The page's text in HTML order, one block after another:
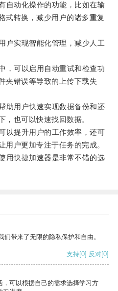
动化操作的功能，比如在输
式转换，减少用户的诸多重复
实现智能化管理，减少人工
可以启用自动重试和检查功
夹错误等导致的上传下载失
用户快速实现数据备份和还
，也可以快速找回数据。
提升用户的工作效率，还可
用户更加专注于任务的完成。
快捷加速器是非常不错的选
带来了无限的隐私保护和自由。
支持[0] 反对[0]
可以根据自己的需求选择学习方